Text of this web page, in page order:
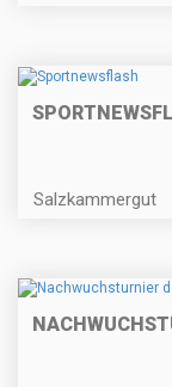
Salzkammergut